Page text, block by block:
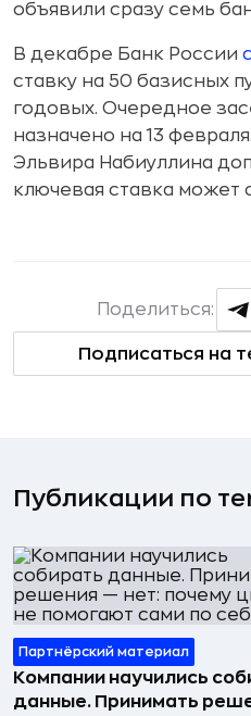
объявили сразу семь
В декабре Банк России
ставку на 50 базисных
годовых. Очередное
назначено на 13
Эльвира Набиуллина
ключевая ставка может
Подписаться на
Поделиться:
Публикации по
Партнёрский материал
Компании научились
данные. Принимать